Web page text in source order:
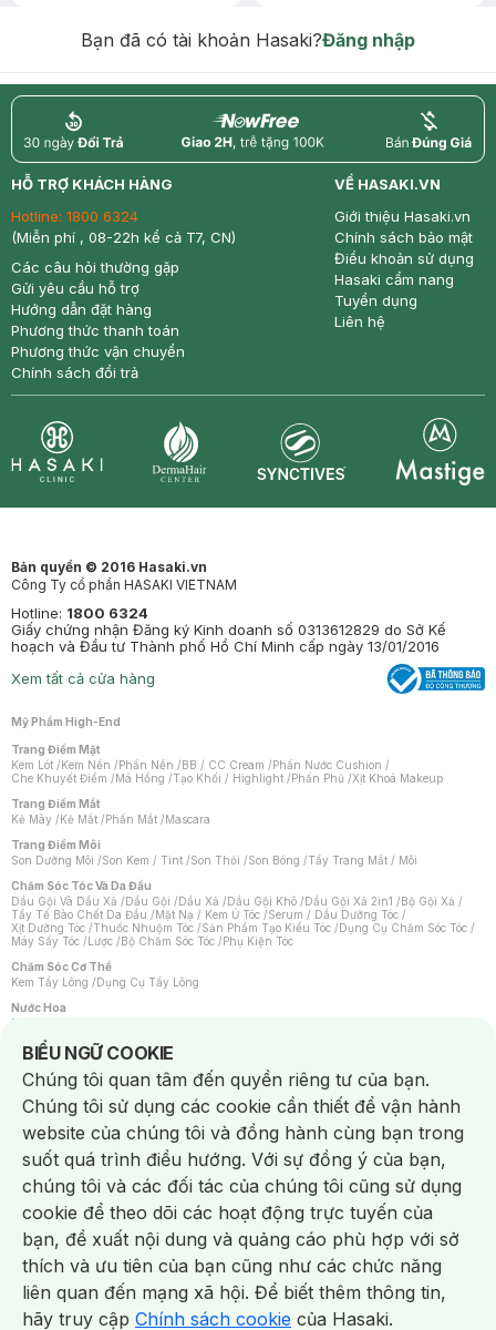
Bạn đã có tài khoản Hasaki?Đăng nhập
return nowfree price
HỖ TRỢ KHÁCH HÀNG
Hotline: 1800 6324
(Miễn phí , 08-22h kể cả T7, CN)
Các câu hỏi thường gặp
Gửi yêu cầu hỗ trợ
Hướng dẫn đặt hàng
Phương thức thanh toán
Phương thức vận chuyển
Chính sách đổi trả
VỀ HASAKI.VN
Giới thiệu Hasaki.vn
Chính sách bảo mật
Điều khoản sử dụng
Hasaki cẩm nang
Tuyển dụng
Liên hệ
Bản quyền © 2016 Hasaki.vn
Công Ty cổ phần HASAKI VIETNAM
Hotline: 1800 6324
Giấy chứng nhận Đăng ký Kinh doanh số 0313612829 do Sở Kế
hoạch và Đầu tư Thành phố Hồ Chí Minh cấp ngày 13/01/2016
Xem tất cả cửa hàng
Mỹ Phẩm High-End
Trang Điểm Mặt
Kem Lót /Kem Nền /Phấn Nền /BB / CC Cream /Phấn Nước Cushion /
Che Khuyết Điểm /Má Hồng /Tạo Khối / Highlight /Phấn Phủ /Xịt Khoá Makeup
Trang Điểm Mắt
Kẻ Mày /Kẻ Mắt /Phấn Mắt /Mascara
Trang Điểm Môi
Son Dưỡng Môi /Son Kem / Tint /Son Thỏi /Son Bóng /Tẩy Trang Mắt / Môi
Chăm Sóc Tóc Và Da Đầu
Dầu Gội Và Dầu Xả /Dầu Gội /Dầu Xả /Dầu Gội Khô /Dầu Gội Xả 2in1 /Bộ Gội Xả /
Tẩy Tế Bào Chết Da Đầu /Mặt Nạ / Kem Ủ Tóc /Serum / Dầu Dưỡng Tóc /
Xịt Dưỡng Tóc /Thuốc Nhuộm Tóc /Sản Phẩm Tạo Kiểu Tóc /Dụng Cụ Chăm Sóc Tóc /
Máy Sấy Tóc /Lược /Bộ Chăm Sóc Tóc /Phụ Kiện Tóc
Chăm Sóc Cơ Thể
Kem Tẩy Lông /Dụng Cụ Tẩy Lông
Nước Hoa
Nước Hoa Nữ
Chăm Sóc Cá Nhân
Chống Muỗi /Khẩu Trang /Máy Massage/Mặt Nạ Xông Hơi /Nước Rửa Tay/
Sản Phẩm Chăm Sóc Khác /Bàn Chải Đánh Răng /Bàn Chải Điện/
Hỗ Trợ Trắng Răng/Kem Đánh Răng /Máy Tăm Nước/ Nước Súc Miệng/
Tăm / Chỉ Nha Khoa/ Xịt Thơm Miệng / Dung Dịch Vệ Sinh/Dưỡng Vùng Kín/
Khăn Ướt Vệ Sinh Vùng Kín/Băng Vệ Sinh/Tampon/Bọt Cạo Râu /Dao Cạo Râu/
Máy Cạo Râu
Vấn Đề Về Da
Da Dầu / Lỗ Chân Lông To/ Da Khô / Mất Nước/ Da Lão Hóa/ Da Mụn/
Da Nhạy Cảm / Kích Ứng
Da Xỉn Màu Thâm / Nám / Tàn Nhang
Quầng Thâm & Bọng Mắt /Sẹo /Viêm Da Cơ Địa
Dụng Cụ / Phụ Kiện Chăm Sóc Da
Bông Tẩy Trang
Khăn Lau Mặt Khô Dụng Cụ / Máy Rửa Mặt Máy Chăm Sóc Da
Dụng Cụ Chăm Sóc Khác
BIỂU NGỮ COOKIE
Notice about cookies usage
Chúng tôi quan tâm đến quyền riêng tư của bạn.
Chúng tôi sử dụng các cookie cần thiết để vận hành
website của chúng tôi và đồng hành cùng bạn trong
suốt quá trình điều hướng. Với sự đồng ý của bạn,
chúng tôi và các đối tác của chúng tôi cũng sử dụng
cookie để theo dõi các hoạt động trực tuyến của
bạn, đề xuất nội dung và quảng cáo phù hợp với sở
thích và ưu tiên của bạn cũng như các chức năng
liên quan đến mạng xã hội. Để biết thêm thông tin,
hãy truy cập Chính sách cookie của Hasaki.